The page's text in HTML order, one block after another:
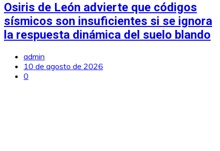
Osiris de León advierte que códigos
sísmicos son insuficientes si se ignora
la respuesta dinámica del suelo blando
admin
10 de agosto de 2026
0